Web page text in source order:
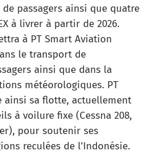
passagers ainsi que quatre
à livrer à partir de 2026.
à PT Smart Aviation
le transport de
ainsi que dans la
météorologiques. PT
ainsi sa flotte, actuellement
à voilure fixe (Cessna 208,
pour soutenir ses
reculées de l’Indonésie.